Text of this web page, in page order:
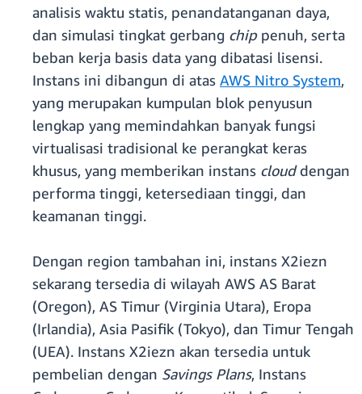
analisis waktu statis, penandatanganan daya,
dan simulasi tingkat gerbang chippenuh, serta
beban kerja basis data yang dibatasi lisensi.
Instans ini dibangun di atas AWS Nitro System,
yang merupakan kumpulan blok penyusun
lengkap yang memindahkan banyak fungsi
virtualisasi tradisional ke perangkat keras
khusus, yang memberikan instans clouddengan
performa tinggi, ketersediaan tinggi, dan
keamanan tinggi.
Dengan region tambahan ini, instans X2iezn
sekarang tersedia di wilayah AWS AS Barat
(Oregon), AS Timur (Virginia Utara), Eropa
(Irlandia), Asia Pasifik (Tokyo), dan Timur Tengah
(UEA). Instans X2iezn akan tersedia untuk
pembelian dengan Savings Plans, Instans